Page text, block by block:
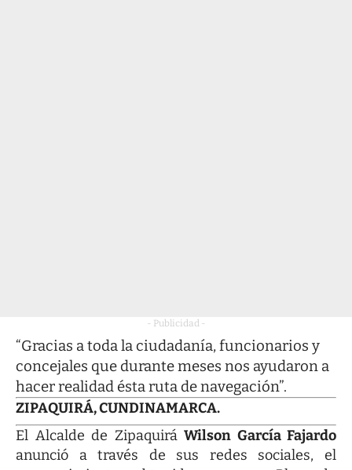
- Publicidad -
“Gracias a toda la ciudadanía, funcionarios y
concejales que durante meses nos ayudaron a
hacer realidad ésta ruta de navegación”.
ZIPAQUIRÁ, CUNDINAMARCA.
El Alcalde de Zipaquirá Wilson García Fajardo
anunció a través de sus redes sociales, el